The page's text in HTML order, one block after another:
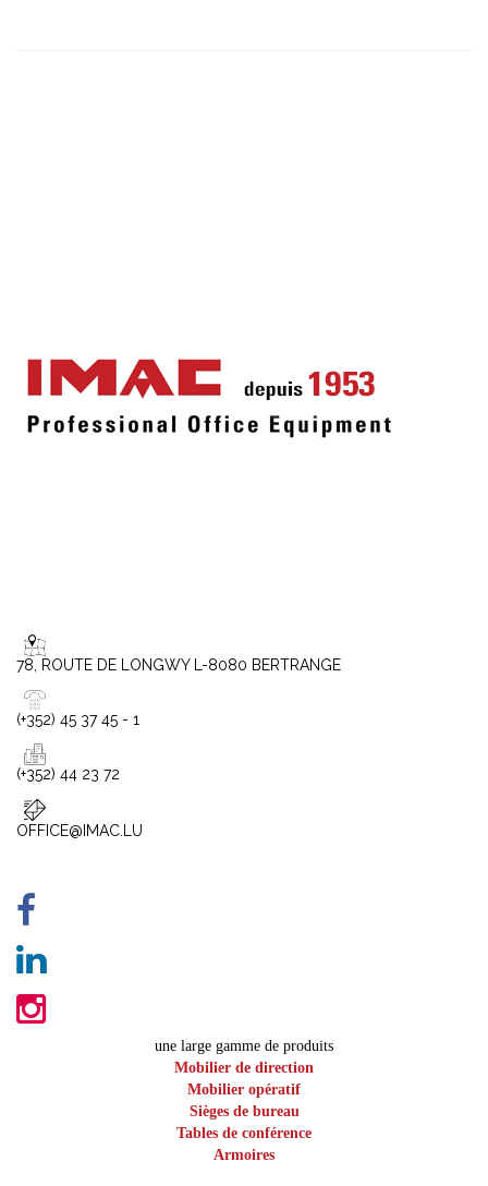
78, ROUTE DE LONGWY L-8080 BERTRANGE
(+352) 45 37 45 - 1
(+352) 44 23 72
OFFICE@IMAC.LU
une large gamme de produits
Mobilier de direction
Mobilier opératif
Sièges de bureau
Tables de conférence
Armoires